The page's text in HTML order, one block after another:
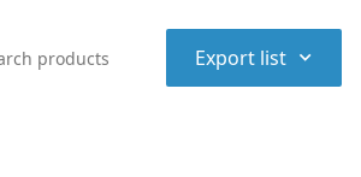
Export list ⌃